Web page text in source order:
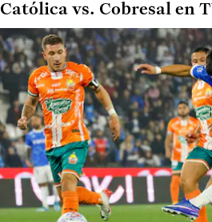
Católica vs. Cobresal en